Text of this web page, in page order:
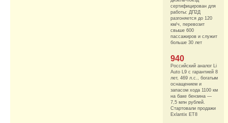
сертифицирован для
работы: ДП2Д
разгоняется до 120
км/ч, перевозит
свыше 600
пассажиров и служит
больше 30 лет
940
Российский аналог Li
Auto L9 с гарантией 8
лет, 469 л.с., богатым
оснащением и
запасом хода 1100 км
на баке бензина —
7,5 млн рублей.
Стартовали продажи
Exlantix ET8